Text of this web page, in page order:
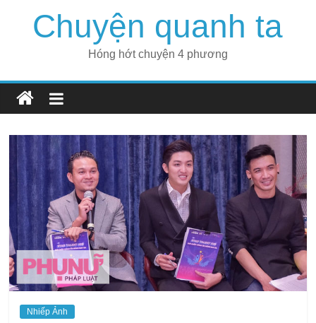
Chuyện quanh ta
Hóng hớt chuyện 4 phương
Nhiếp Ảnh